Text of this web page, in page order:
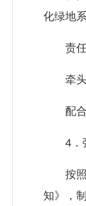
化绿地
责任
牵头
配合
4．强
按照
知》，